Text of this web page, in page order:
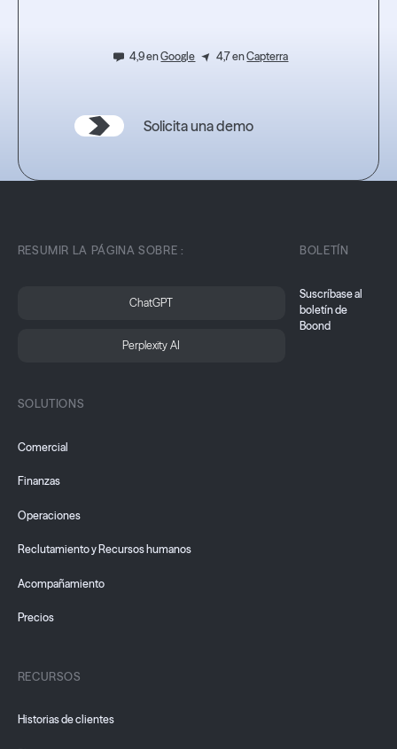
4,9 enGoogle 4,7 enCapterra
Solicita una demo
RESUMIR LA PÁGINA SOBRE :
ChatGPT
Perplexity AI
SOLUTIONS
Comercial
Finanzas
Operaciones
Reclutamiento y Recursos humanos
Acompañamiento
Precios
RECURSOS
Historias de clientes
BOLETÍN
Suscríbase al
boletín de
Boond